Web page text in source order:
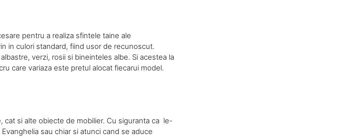
pentru a realiza sfintele taine ale
in culori standard, fiind usor de recunoscut.
verzi, rosii si bineinteles albe. Si acestea la
care variaza este pretul alocat fiecarui model.
si alte obiecte de mobilier. Cu siguranta ca le-
sau chiar si atunci cand se aduce